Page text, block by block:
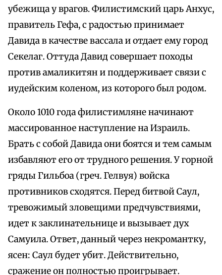
убежища у врагов. Филистимский царь Анхус,
правитель Гефа, с радостью принимает
Давида в качестве вассала и отдает ему город
Секелаг. Оттуда Давид совершает походы
против амаликитян и поддерживает связи с
иудейским коленом, из которого был родом.
Около 1010 года филистимляне начинают
массированное наступление на Израиль.
Брать с собой Давида они боятся и тем самым
избавляют его от трудного решения. У горной
гряды Гильбоа (греч. Гелвуя) войска
противников сходятся. Перед битвой Саул,
тревожимый зловещими предчувствиями,
идет к заклинательнице и вызывает дух
Самуила. Ответ, данный через некромантку,
ясен: Саул будет убит. Действительно,
сражение он полностью проигрывает.